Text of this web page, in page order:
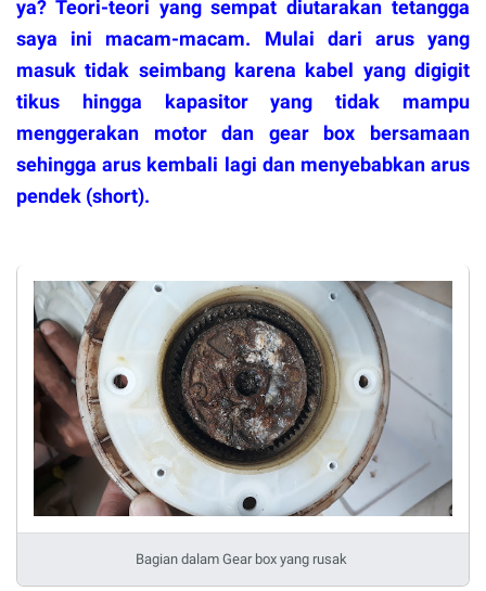
ya? Teori-teori yang sempat diutarakan tetangga
saya ini macam-macam. Mulai dari arus yang
masuk tidak seimbang karena kabel yang digigit
tikus hingga kapasitor yang tidak mampu
menggerakan motor dan gear box bersamaan
sehingga arus kembali lagi dan menyebabkan arus
pendek (short).
Bagian dalam Gear box yang rusak